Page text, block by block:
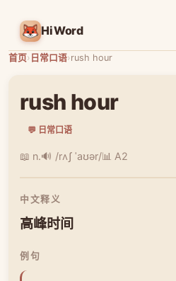
HiWord
首页› 日常口语›rush hour
rush hour
💬 日常口语
📖 n.🔊 /rʌʃ ˈaʊər/📊 A2
中文释义
高峰时间
例句